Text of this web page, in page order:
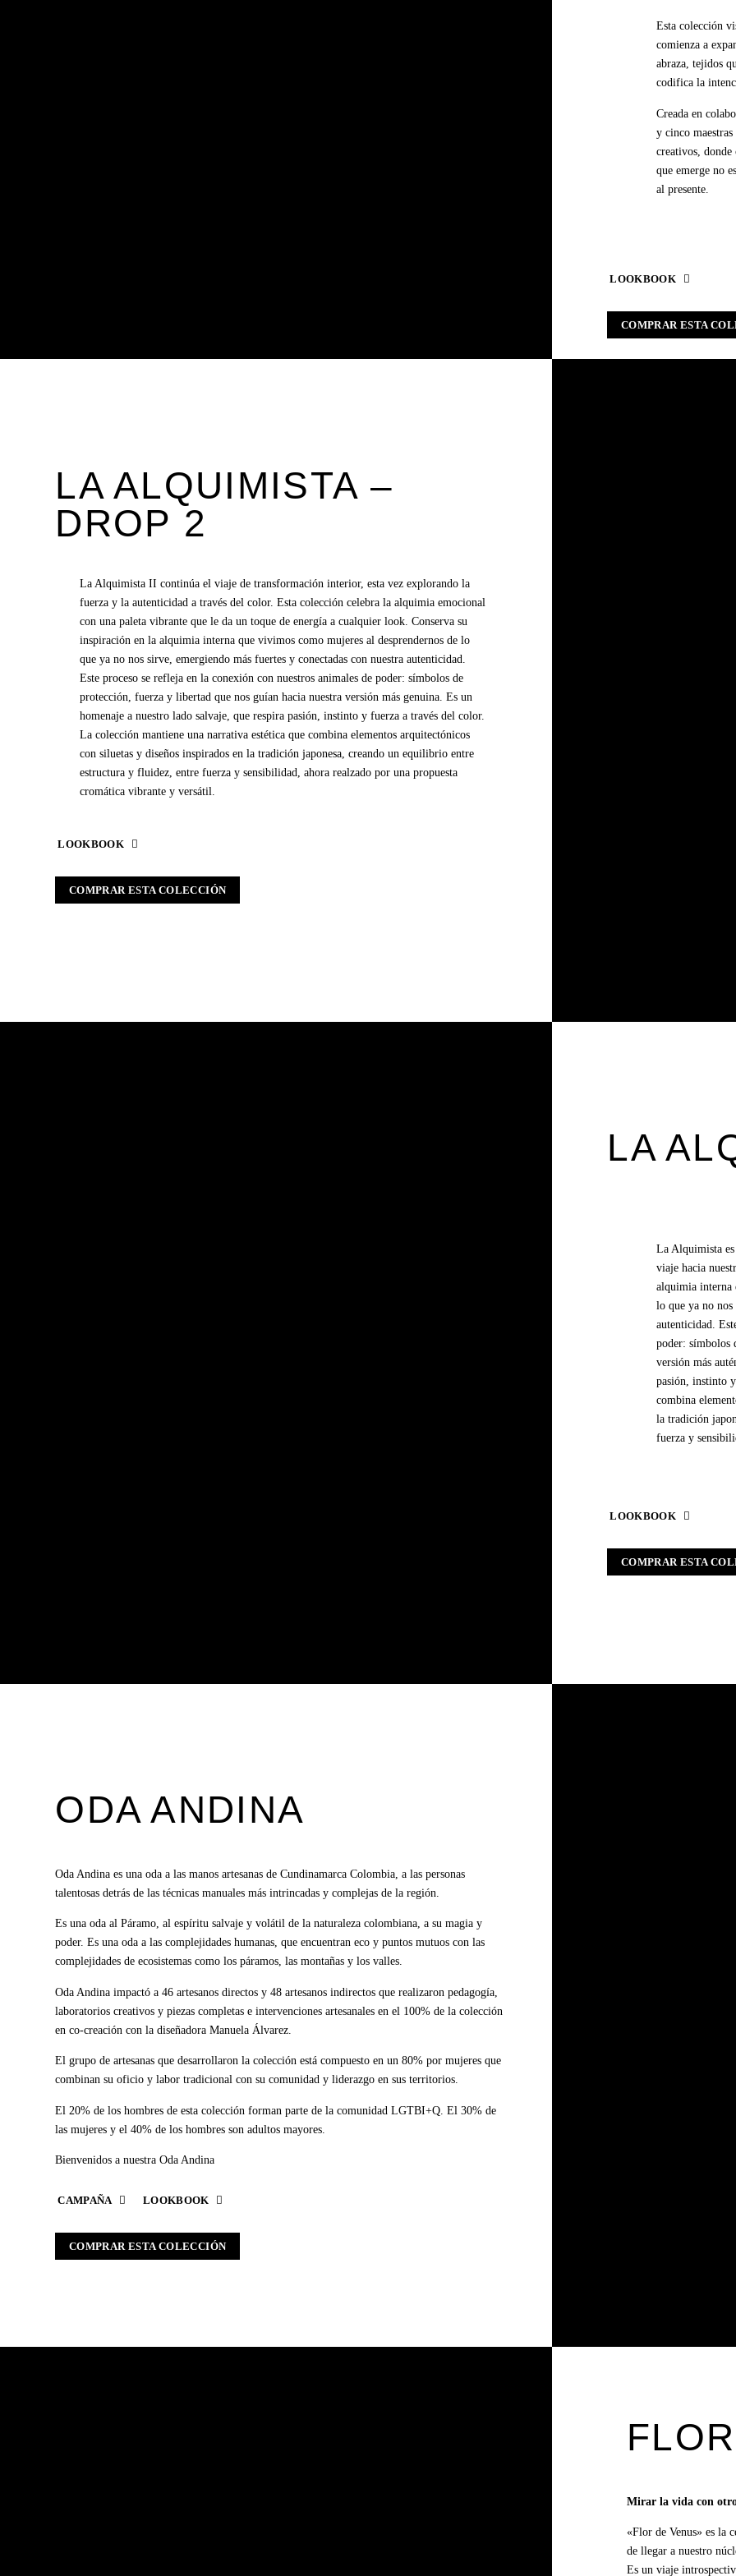
Esta colección
comienza a
abraza, tejidos
codifica la
Creada en
y cinco
creativos,
que emerge no
al presente.
LOOKBOOK
COMPRAR ESTA
LA ALQUIMISTA –
DROP 2
La Alquimista II continúa el viaje de transformación interior, esta vez explorando la
fuerza y la autenticidad a través del color. Esta colección celebra la alquimia emocional
con una paleta vibrante que le da un toque de energía a cualquier look. Conserva su
inspiración en la alquimia interna que vivimos como mujeres al desprendernos de lo
que ya no nos sirve, emergiendo más fuertes y conectadas con nuestra autenticidad.
Este proceso se refleja en la conexión con nuestros animales de poder: símbolos de
protección, fuerza y libertad que nos guían hacia nuestra versión más genuina. Es un
homenaje a nuestro lado salvaje, que respira pasión, instinto y fuerza a través del color.
La colección mantiene una narrativa estética que combina elementos arquitectónicos
con siluetas y diseños inspirados en la tradición japonesa, creando un equilibrio entre
estructura y fluidez, entre fuerza y sensibilidad, ahora realzado por una propuesta
cromática vibrante y versátil.
LOOKBOOK
COMPRAR ESTA COLECCIÓN
LA
La Alquimista
viaje hacia
alquimia interna
lo que ya no nos
autenticidad.
poder: símbolos
versión más
pasión, instinto
combina
la tradición
fuerza y
LOOKBOOK
COMPRAR ESTA
ODA ANDINA
Oda Andina es una oda a las manos artesanas de Cundinamarca Colombia, a las personas
talentosas detrás de las técnicas manuales más intrincadas y complejas de la región.
Es una oda al Páramo, al espíritu salvaje y volátil de la naturaleza colombiana, a su magia y
poder. Es una oda a las complejidades humanas, que encuentran eco y puntos mutuos con las
complejidades de ecosistemas como los páramos, las montañas y los valles.
Oda Andina impactó a 46 artesanos directos y 48 artesanos indirectos que realizaron pedagogía,
laboratorios creativos y piezas completas e intervenciones artesanales en el 100% de la colección
en co-creación con la diseñadora Manuela Álvarez.
El grupo de artesanas que desarrollaron la colección está compuesto en un 80% por mujeres que
combinan su oficio y labor tradicional con su comunidad y liderazgo en sus territorios.
El 20% de los hombres de esta colección forman parte de la comunidad LGTBI+Q. El 30% de
las mujeres y el 40% de los hombres son adultos mayores.
Bienvenidos a nuestra Oda Andina
CAMPAÑA LOOKBOOK
COMPRAR ESTA COLECCIÓN
Mirar la vida con
«Flor de Venus» es la
de llegar a nuestro
Es un viaje